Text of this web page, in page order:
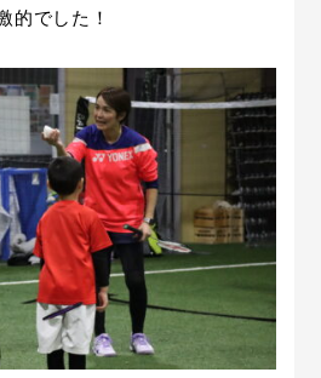
的でした！